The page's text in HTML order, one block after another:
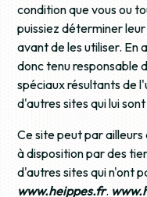
condition que vous ou
puissiez déterminer
avant de les utiliser. En
donc tenu responsable
spéciaux résultants de
d'autres sites qui lui sont
Ce site peut par
à disposition par des
d'autres sites qui n'ont
www.heippes.fr.